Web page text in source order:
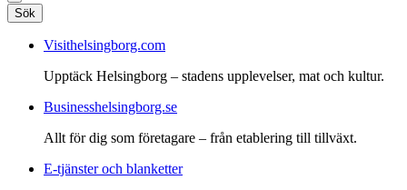
Sök
Visithelsingborg.com
Upptäck Helsingborg – stadens upplevelser, mat och kultur.
Businesshelsingborg.se
Allt för dig som företagare – från etablering till tillväxt.
E-tjänster och blanketter